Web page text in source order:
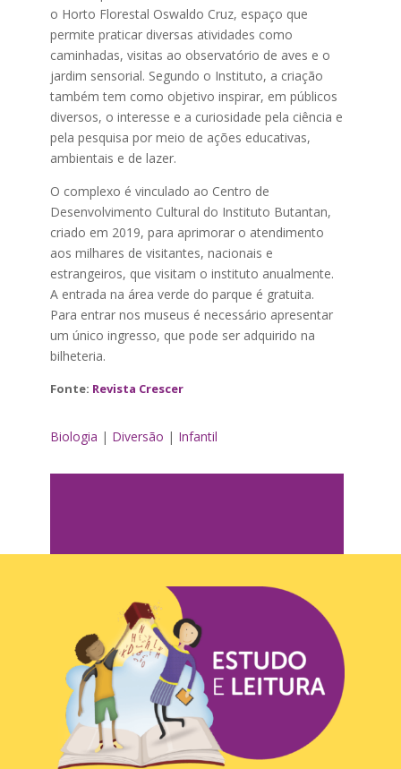
o Horto Florestal Oswaldo Cruz, espaço que
permite praticar diversas atividades como
caminhadas, visitas ao observatório de aves e o
jardim sensorial. Segundo o Instituto, a criação
também tem como objetivo inspirar, em públicos
diversos, o interesse e a curiosidade pela ciência e
pela pesquisa por meio de ações educativas,
ambientais e de lazer.
O complexo é vinculado ao Centro de
Desenvolvimento Cultural do Instituto Butantan,
criado em 2019, para aprimorar o atendimento
aos milhares de visitantes, nacionais e
estrangeiros, que visitam o instituto anualmente.
A entrada na área verde do parque é gratuita.
Para entrar nos museus é necessário apresentar
um único ingresso, que pode ser adquirido na
bilheteria.
Fonte: Revista Crescer
Biologia | Diversão | Infantil